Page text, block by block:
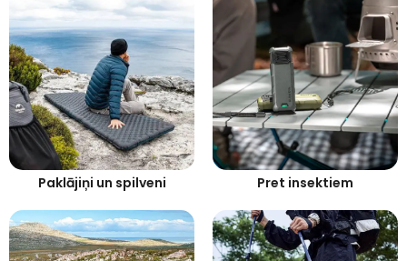
Paklājiņi un spilveni Pret insektiem